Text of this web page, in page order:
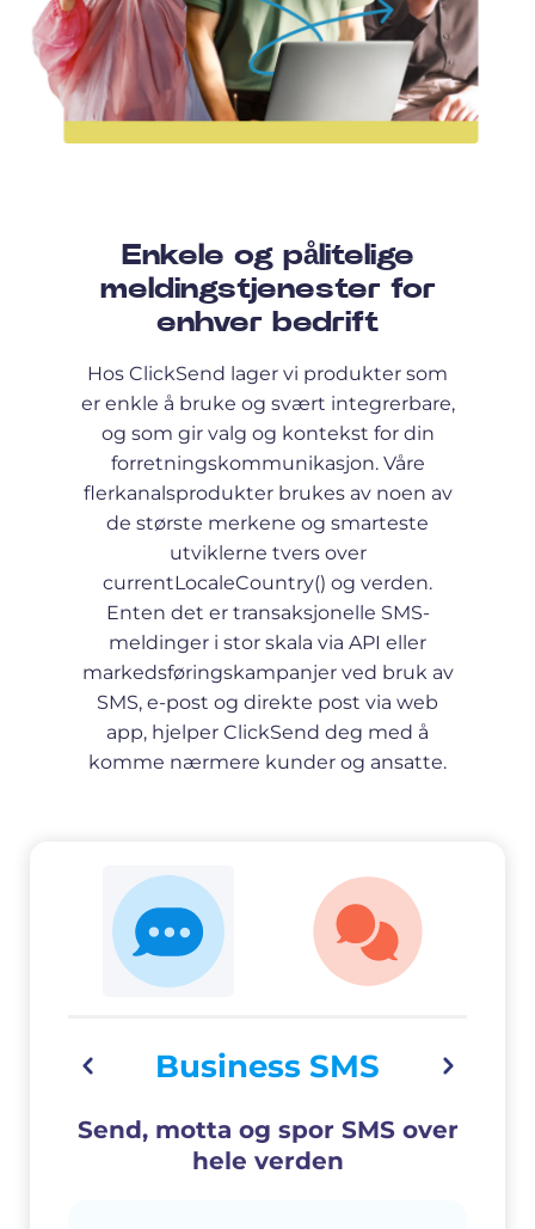
Enkele og pålitelige
meldingstjenester for
enhver bedrift
Hos ClickSend lager vi produkter som
er enkle å bruke og svært integrerbare,
og som gir valg og kontekst for din
forretningskommunikasjon. Våre
flerkanalsprodukter brukes av noen av
de største merkene og smarteste
utviklerne tvers over
currentLocaleCountry() og verden.
Enten det er transaksjonelle SMS-
meldinger i stor skala via API eller
markedsføringskampanjer ved bruk av
SMS, e-post og direkte post via web
app, hjelper ClickSend deg med å
komme nærmere kunder og ansatte.
Business SMS
Send, motta og spor SMS over
hele verden